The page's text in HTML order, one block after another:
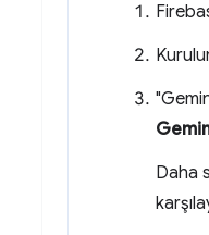
Daha